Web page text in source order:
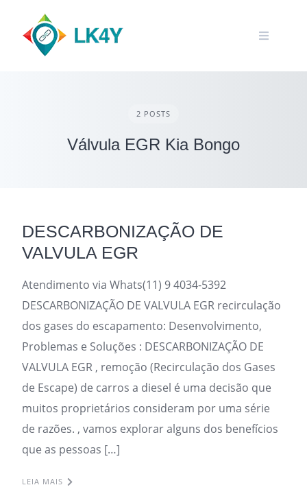
content
2 POSTS
Válvula EGR Kia Bongo
DESCARBONIZAÇÃO DE
VALVULA EGR
Atendimento via Whats(11) 9 4034-5392
DESCARBONIZAÇÃO DE VALVULA EGR recirculação
dos gases do escapamento: Desenvolvimento,
Problemas e Soluções : DESCARBONIZAÇÃO DE
VALVULA EGR , remoção (Recirculação dos Gases
de Escape) de carros a diesel é uma decisão que
muitos proprietários consideram por uma série
de razões. , vamos explorar alguns dos benefícios
que as pessoas […]
LEIA MAIS